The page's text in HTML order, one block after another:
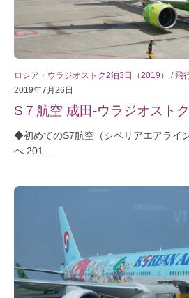
ロシア・ウラジオストク2泊3日（2019） /飛
2019年7月26日
S７航空 成田-ウラジオスト
◆初めてのS7航空（シベリアエアライ
へ 201...